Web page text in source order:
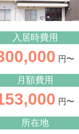
入居時費用
円〜
月額費用
円〜
所在地